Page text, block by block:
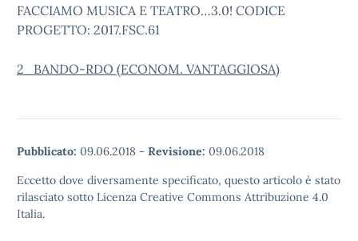
FACCIAMO MUSICA E TEATRO…3.0! CODICE
PROGETTO: 2017.FSC.61
2 _BANDO-RDO (ECONOM. VANTAGGIOSA)
Pubblicato: 09.06.2018 - Revisione: 09.06.2018
Eccetto dove diversamente specificato, questo articolo è stato
rilasciato sotto Licenza Creative Commons Attribuzione 4.0
Italia.